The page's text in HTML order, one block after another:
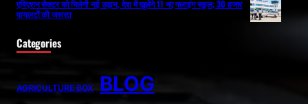
एविएशन सेक्टर को मिलेगी नई उड़ान, देश में खुलेंगे 11 नए फ्लाइंग स्कूल; 30 हजार
पायलटों की जरूरत
Categories
AGRICULTURE BOX BLOG